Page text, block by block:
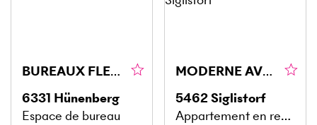
BUREAUX FLEXIBLES, INFRASTRUCTURE PREMIUM
6331 Hünenberg
Espace de bureau
MODERNE AVEC COIN SALON PRIVÉ
5462Siglistorf
Appartement en rez-de-chaussée